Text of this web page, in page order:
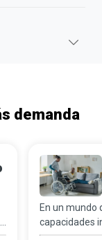
demanda
En un mundo
capacidades
con